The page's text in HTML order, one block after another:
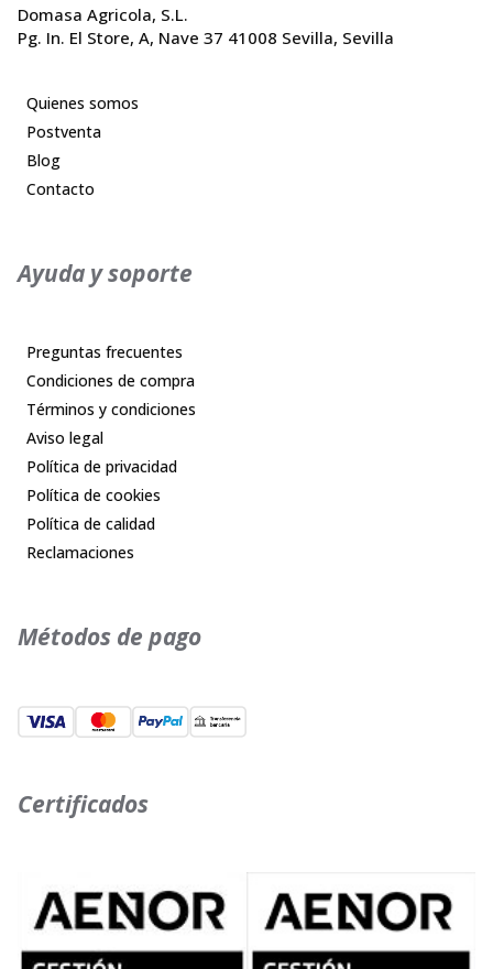
Domasa Agricola, S.L.
Pg. In. El Store, A, Nave 37 41008 Sevilla, Sevilla
Quienes somos
Postventa
Blog
Contacto
Ayuda y soporte
Preguntas frecuentes
Condiciones de compra
Términos y condiciones
Aviso legal
Política de privacidad
Política de cookies
Política de calidad
Reclamaciones
Métodos de pago
Certificados